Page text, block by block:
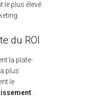
le plus élevé
du ROI
la plate-
plus
le